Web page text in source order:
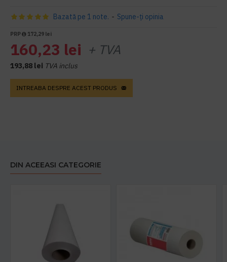
Bazată pe 1 note. - Spune-ţi opinia
PRP 172,29 lei
160,23 lei + TVA
193,88 lei TVA inclus
INTREABA DESPRE ACEST PRODUS
DIN ACEEASI CATEGORIE